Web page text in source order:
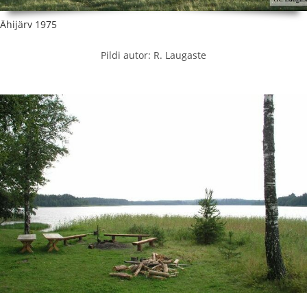
Ähijärv 1975
Pildi autor: R. Laugaste